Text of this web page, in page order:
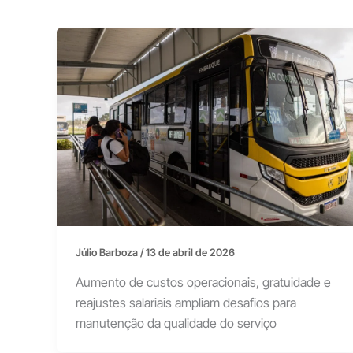
Júlio Barboza/13 de abril de 2026
Aumento de custos operacionais, gratuidade e
reajustes salariais ampliam desafios para
manutenção da qualidade do serviço